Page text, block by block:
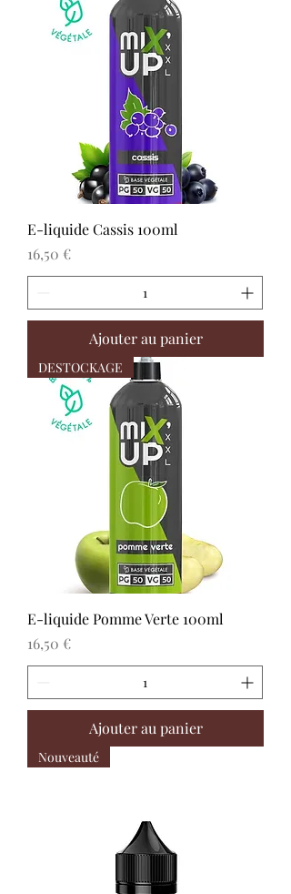
E-liquide Cassis 100ml
Prix
16,50 €
Ajouter au panier
DESTOCKAGE
E-liquide Pomme Verte 100ml
Prix
16,50 €
Ajouter au panier
Nouveauté